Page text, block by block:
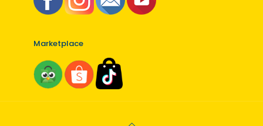
Marketplace